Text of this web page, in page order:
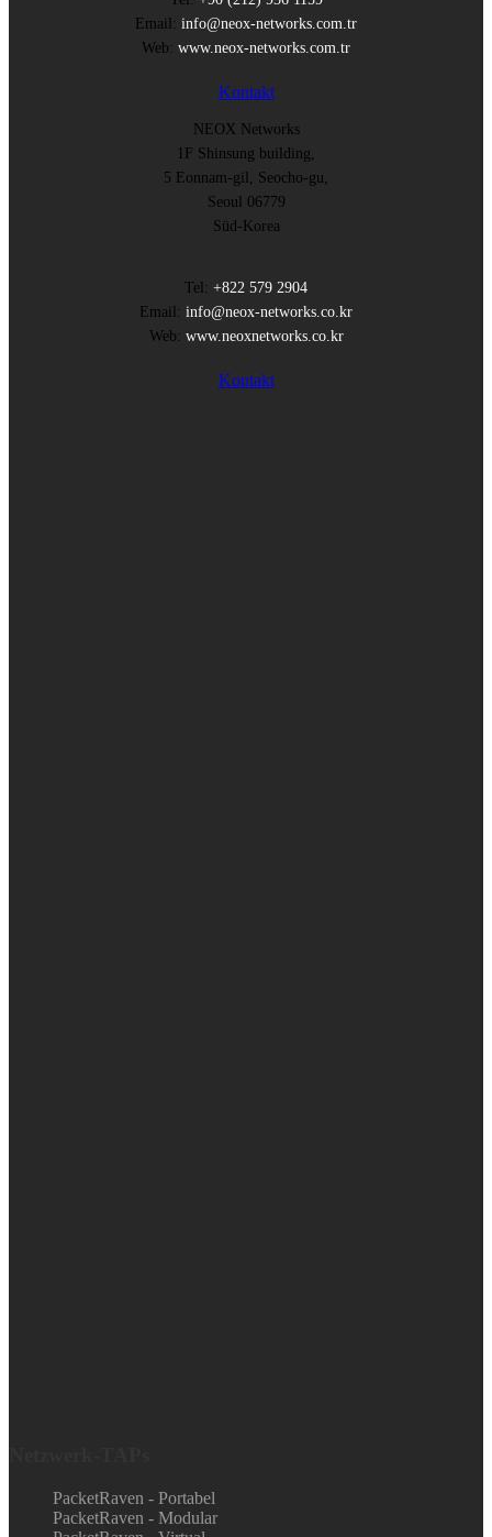
Email: info@neox-networks.com.tr
Web: www.neox-networks.com.tr
Kontakt
NEOX Networks
1F Shinsung building,
5 Eonnam-gil, Seocho-gu,
Seoul 06779
Süd-Korea
Tel: +822 579 2904
Email: info@neox-networks.co.kr
Web: www.neoxnetworks.co.kr
Kontakt
PacketRaven - Portabel
PacketRaven - Modular